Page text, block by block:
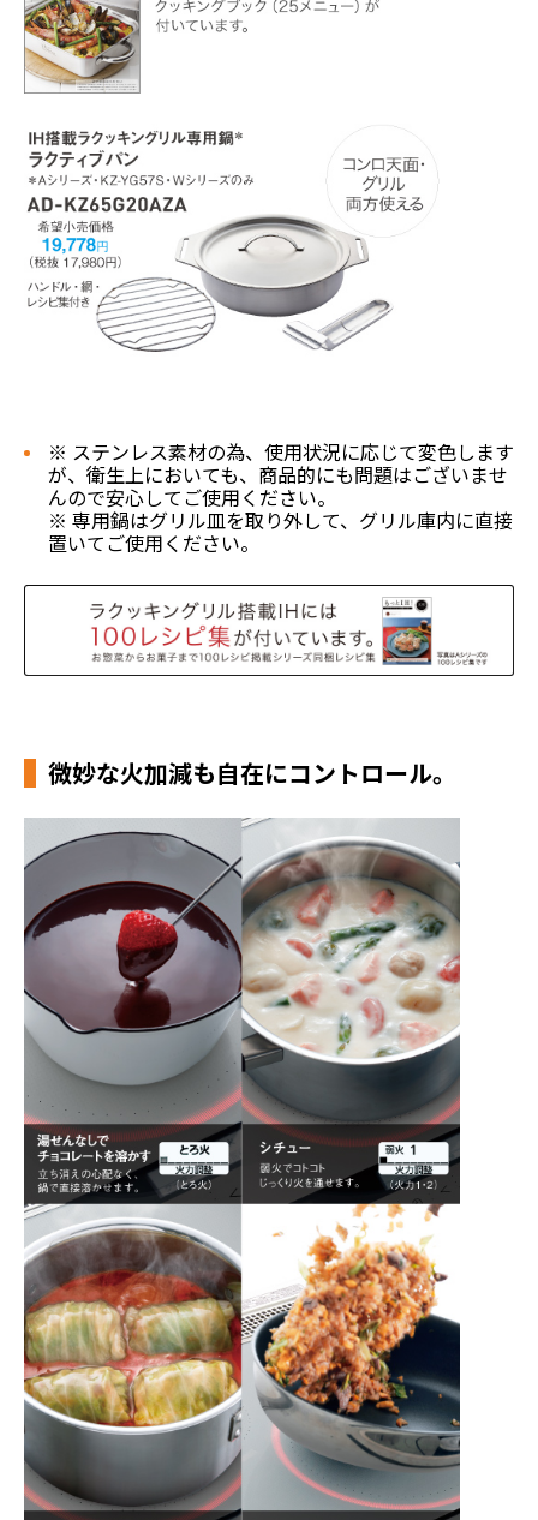
※ ステンレス素材の為、使用状況に応じて変色します
が、衛生上においても、商品的にも問題はございませ
んので安心してご使用ください。
※ 専用鍋はグリル皿を取り外して、グリル庫内に直接
置いてご使用ください。
微妙な火加減も自在にコントロール。